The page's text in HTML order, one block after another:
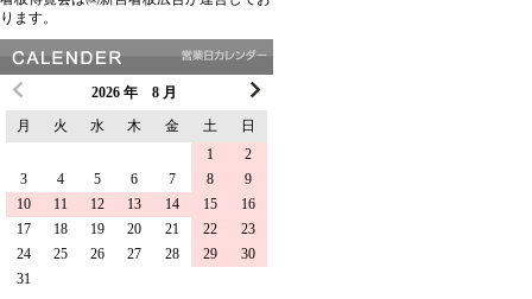
ります。
2026 年 8 月
月
火 水 木 金 土
日
1
2
3
4 5 6 7 8
9
10
11 12 13 14 15
16
17
18 19 20 21 22
23
24
25 26 27 28 29
30
31